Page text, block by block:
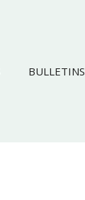
BULLETINS